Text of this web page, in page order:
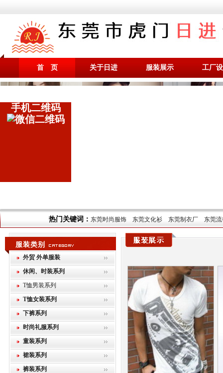
首 页 关于日进 服装展示 工厂
热门关键词： 东莞时尚服饰 东莞文化衫 东莞制衣厂 东莞
服装类别
外贸 外单服装
休闲、时装系列
T恤男装系列
T恤女装系列
下裤系列
时尚礼服系列
童装系列
裙装系列
裤装系列
手机二维码